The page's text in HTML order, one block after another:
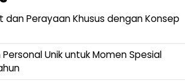
dan Perayaan Khusus dengan Konsep
Unik untuk Momen Spesial